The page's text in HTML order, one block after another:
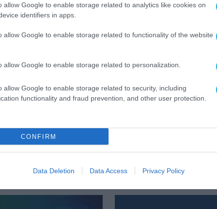
allow Google to enable storage related to analytics like cookies on
identifiers in apps.
allow Google to enable storage related to functionality of the website
allow Google to enable storage related to personalization.
allow Google to enable storage related to security, including
functionality and fraud prevention, and other user protection.
CONFIRM
Data Deletion Data Access Privacy Policy
και παραδόσεις σε πραγματικό
με σάρωση QR Code, ενισχύοντας τον
ψηφιακής στρατηγικής της ΑΑΔΕ για τον
την καθιέρωση ενιαίου ψηφιακού